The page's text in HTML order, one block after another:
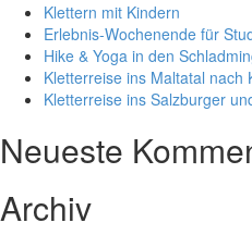
Klettern mit Kindern
Erlebnis-Wochenende für
Hike & Yoga in den
Kletterreise ins Maltatal nach
Kletterreise ins Salzburger
Neueste
Archiv